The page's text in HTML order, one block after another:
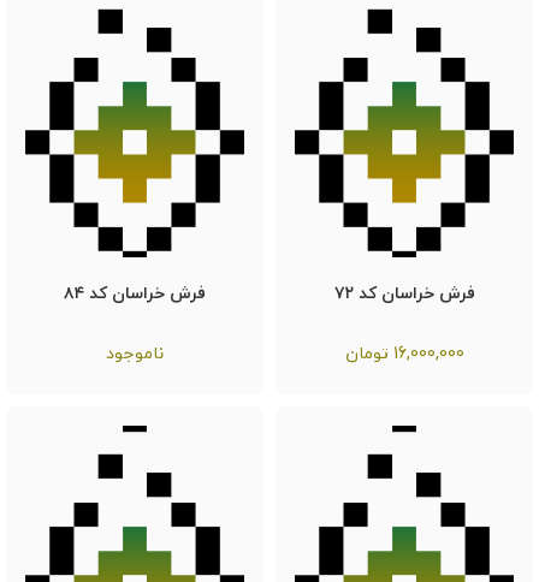
فرش خراسان کد ۷۲
16,000,000 تومان
فرش خراسان کد ۸۴
ناموجود